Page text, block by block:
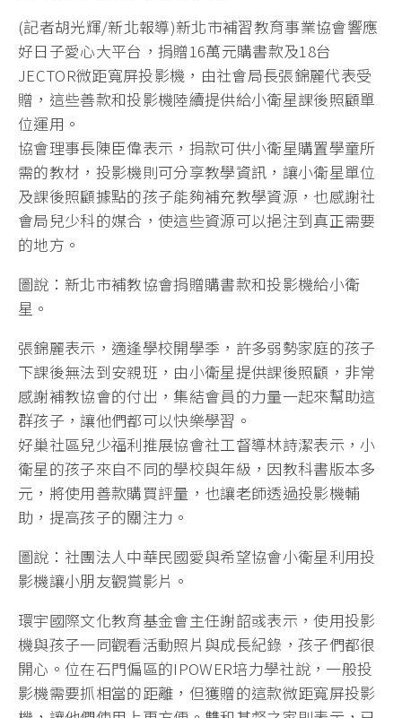
(記者胡光輝/新北報導)新北市補習教育事業協會響應
好日子愛心大平台，捐贈16萬元購書款及18台
JECTOR微距寬屏投影機，由社會局長張錦麗代表受
贈，這些善款和投影機陸續提供給小衛星課後照顧單
位運用。
協會理事長陳臣偉表示，捐款可供小衛星購置學童所
需的教材，投影機則可分享教學資訊，讓小衛星單位
及課後照顧據點的孩子能夠補充教學資源，也感謝社
會局兒少科的媒合，使這些資源可以挹注到真正需要
的地方。
圖說：新北市補教協會捐贈購書款和投影機給小衛
星。
張錦麗表示，適逢學校開學季，許多弱勢家庭的孩子
下課後無法到安親班，由小衛星提供課後照顧，非常
感謝補教協會的付出，集結會員的力量一起來幫助這
群孩子，讓他們都可以快樂學習。
好巢社區兒少福利推展協會社工督導林詩潔表示，小
衛星的孩子來自不同的學校與年級，因教科書版本多
元，將使用善款購買評量，也讓老師透過投影機輔
助，提高孩子的關注力。
圖說：社團法人中華民國愛與希望協會小衛星利用投
影機讓小朋友觀賞影片。
環宇國際文化教育基金會主任謝韶彧表示，使用投影
機與孩子一同觀看活動照片與成長紀錄，孩子們都很
開心。位在石門偏區的IPOWER培力學社說，一般投
影機需要抓相當的距離，但獲贈的這款微距寬屏投影